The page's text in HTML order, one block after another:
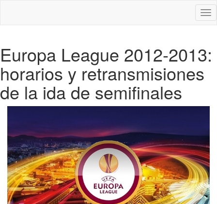
Europa League 2012-2013:
horarios y retransmisiones
de la ida de semifinales